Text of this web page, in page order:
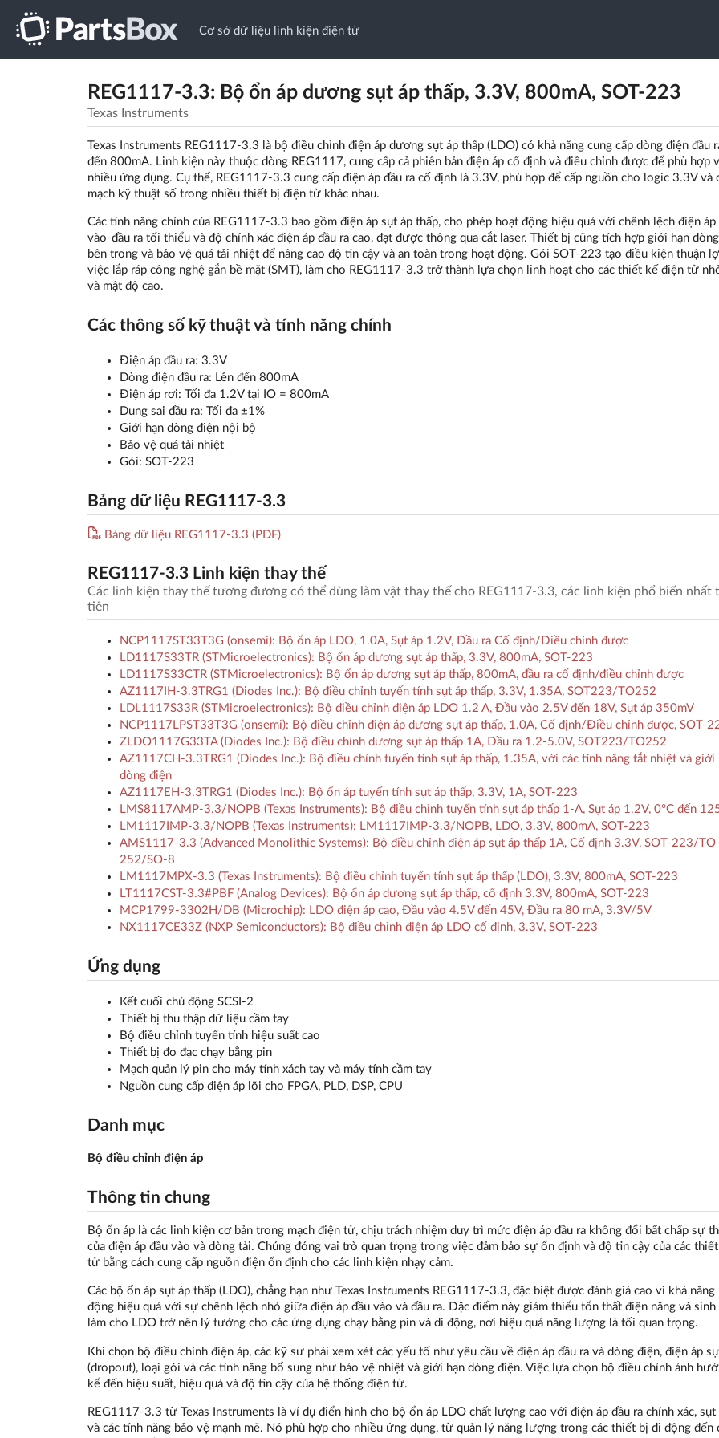
Cơ sở dữ liệu linh kiện điện tử
REG1117-3.3: Bộ ổn áp dương sụt áp thấp, 3.3V, 800mA, SOT-223
Texas Instruments
Texas Instruments REG1117-3.3 là bộ điều chỉnh điện áp dương sụt áp thấp (LDO) có khả năng cung cấp dòng điện đầu
đến 800mA. Linh kiện này thuộc dòng REG1117, cung cấp cả phiên bản điện áp cố định và điều chỉnh được để phù hợp
nhiều ứng dụng. Cụ thể, REG1117-3.3 cung cấp điện áp đầu ra cố định là 3.3V, phù hợp để cấp nguồn cho logic 3.3V và
mạch kỹ thuật số trong nhiều thiết bị điện tử khác nhau.
Các tính năng chính của REG1117-3.3 bao gồm điện áp sụt áp thấp, cho phép hoạt động hiệu quả với chênh lệch điện áp
vào-đầu ra tối thiểu và độ chính xác điện áp đầu ra cao, đạt được thông qua cắt laser. Thiết bị cũng tích hợp giới hạn
bên trong và bảo vệ quá tải nhiệt để nâng cao độ tin cậy và an toàn trong hoạt động. Gói SOT-223 tạo điều kiện thuận
việc lắp ráp công nghệ gắn bề mặt (SMT), làm cho REG1117-3.3 trở thành lựa chọn linh hoạt cho các thiết kế điện tử
và mật độ cao.
Các thông số kỹ thuật và tính năng chính
Điện áp đầu ra: 3.3V
Dòng điện đầu ra: Lên đến 800mA
Điện áp rơi: Tối đa 1.2V tại IO = 800mA
Dung sai đầu ra: Tối đa ±1%
Giới hạn dòng điện nội bộ
Bảo vệ quá tải nhiệt
Gói: SOT-223
Bảng dữ liệu REG1117-3.3
Bảng dữ liệu REG1117-3.3 (PDF)
REG1117-3.3 Linh kiện thay thế
Các linh kiện thay thế tương đương có thể dùng làm vật thay thế cho REG1117-3.3, các linh kiện phổ biến nhất
tiên
NCP1117ST33T3G (onsemi): Bộ ổn áp LDO, 1.0A, Sụt áp 1.2V, Đầu ra Cố định/Điều chỉnh được
LD1117S33TR (STMicroelectronics): Bộ ổn áp dương sụt áp thấp, 3.3V, 800mA, SOT-223
LD1117S33CTR (STMicroelectronics): Bộ ổn áp dương sụt áp thấp, 800mA, đầu ra cố định/điều chỉnh được
AZ1117IH-3.3TRG1 (Diodes Inc.): Bộ điều chỉnh tuyến tính sụt áp thấp, 3.3V, 1.35A, SOT223/TO252
LDL1117S33R (STMicroelectronics): Bộ điều chỉnh điện áp LDO 1.2 A, Đầu vào 2.5V đến 18V, Sụt áp 350mV
NCP1117LPST33T3G (onsemi): Bộ điều chỉnh điện áp dương sụt áp thấp, 1.0A, Cố định/Điều chỉnh được, SOT-
ZLDO1117G33TA (Diodes Inc.): Bộ điều chỉnh dương sụt áp thấp 1A, Đầu ra 1.2-5.0V, SOT223/TO252
AZ1117CH-3.3TRG1 (Diodes Inc.): Bộ điều chỉnh tuyến tính sụt áp thấp, 1.35A, với các tính năng tắt nhiệt và giới
dòng điện
AZ1117EH-3.3TRG1 (Diodes Inc.): Bộ ổn áp tuyến tính sụt áp thấp, 3.3V, 1A, SOT-223
LMS8117AMP-3.3/NOPB (Texas Instruments): Bộ điều chỉnh tuyến tính sụt áp thấp 1-A, Sụt áp 1.2V, 0°C đến
LM1117IMP-3.3/NOPB (Texas Instruments): LM1117IMP-3.3/NOPB, LDO, 3.3V, 800mA, SOT-223
AMS1117-3.3 (Advanced Monolithic Systems): Bộ điều chỉnh điện áp sụt áp thấp 1A, Cố định 3.3V, SOT-223/TO-
252/SO-8
LM1117MPX-3.3 (Texas Instruments): Bộ điều chỉnh tuyến tính sụt áp thấp (LDO), 3.3V, 800mA, SOT-223
LT1117CST-3.3#PBF (Analog Devices): Bộ ổn áp dương sụt áp thấp, cố định 3.3V, 800mA, SOT-223
MCP1799-3302H/DB (Microchip): LDO điện áp cao, Đầu vào 4.5V đến 45V, Đầu ra 80 mA, 3.3V/5V
NX1117CE33Z (NXP Semiconductors): Bộ điều chỉnh điện áp LDO cố định, 3.3V, SOT-223
Ứng dụng
Kết cuối chủ động SCSI-2
Thiết bị thu thập dữ liệu cầm tay
Bộ điều chỉnh tuyến tính hiệu suất cao
Thiết bị đo đạc chạy bằng pin
Mạch quản lý pin cho máy tính xách tay và máy tính cầm tay
Nguồn cung cấp điện áp lõi cho FPGA, PLD, DSP, CPU
Danh mục
Bộ điều chỉnh điện áp
Thông tin chung
Bộ ổn áp là các linh kiện cơ bản trong mạch điện tử, chịu trách nhiệm duy trì mức điện áp đầu ra không đổi bất chấp sự
của điện áp đầu vào và dòng tải. Chúng đóng vai trò quan trọng trong việc đảm bảo sự ổn định và độ tin cậy của các
tử bằng cách cung cấp nguồn điện ổn định cho các linh kiện nhạy cảm.
Các bộ ổn áp sụt áp thấp (LDO), chẳng hạn như Texas Instruments REG1117-3.3, đặc biệt được đánh giá cao vì khả năng
động hiệu quả với sự chênh lệch nhỏ giữa điện áp đầu vào và đầu ra. Đặc điểm này giảm thiểu tổn thất điện năng và sinh
làm cho LDO trở nên lý tưởng cho các ứng dụng chạy bằng pin và di động, nơi hiệu quả năng lượng là tối quan trọng.
Khi chọn bộ điều chỉnh điện áp, các kỹ sư phải xem xét các yếu tố như yêu cầu về điện áp đầu ra và dòng điện, điện áp
(dropout), loại gói và các tính năng bổ sung như bảo vệ nhiệt và giới hạn dòng điện. Việc lựa chọn bộ điều chỉnh ảnh
kể đến hiệu suất, hiệu quả và độ tin cậy của hệ thống điện tử.
REG1117-3.3 từ Texas Instruments là ví dụ điển hình cho bộ ổn áp LDO chất lượng cao với điện áp đầu ra chính xác, sụt
và các tính năng bảo vệ mạnh mẽ. Nó phù hợp cho nhiều ứng dụng, từ quản lý năng lượng trong các thiết bị di động đến